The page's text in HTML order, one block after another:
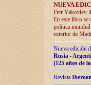
NUEVA
Petr Yákovlev.
En este libro se
política mundial
exterior de
Nueva edición
Rusia -
(125 años de
Revista